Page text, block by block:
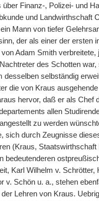
über Finanz-, Polizei- und
und Landwirthschaft
Mann von tiefer
der als einer der ersten
von Adam Smith verbreitete,
des Schotten war,
desselben selbständig
die von Kraus
hervor, daß er als Chef
allen
zu werden
sich durch Zeugnisse
(Kraus, Staatswirthschaft
bedeutenderen
Karl Wilhelm v. Schrötter,
v. Schön u. a., stehen
der Lehren von Kraus.